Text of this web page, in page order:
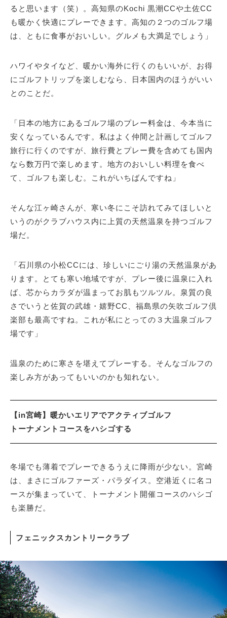
ると思います（笑）。高知県のKochi 黒潮CCや土佐CC
も暖かく快適にプレーできます。高知の２つのゴルフ場
は、ともに食事がおいしい。グルメも大満足でしょう」
ハワイやタイなど、暖かい海外に行くのもいいが、お得
にゴルフトリップを楽しむなら、日本国内のほうがいい
とのことだ。
「日本の地方にあるゴルフ場のプレー料金は、今本当に
安くなっているんです。私はよく仲間と計画してゴルフ
旅行に行くのですが、旅行費とプレー費を含めても国内
なら数万円で楽しめます。地方のおいしい料理を食べ
て、ゴルフも楽しむ。これがいちばんですね」
そんな江ヶ崎さんが、寒い冬にこそ訪れてみてほしいと
いうのがクラブハウス内に上質の天然温泉を持つゴルフ
場だ。
「石川県の小松CCには、珍しいにごり湯の天然温泉があ
ります。とても寒い地域ですが、プレー後に温泉に入れ
ば、芯からカラダが温まってお肌もツルツル。泉質の良
さでいうと佐賀の武雄・嬉野CC、福島県の矢吹ゴルフ倶
楽部も最高ですね。これが私にとっての３大温泉ゴルフ
場です」
温泉のために寒さを堪えてプレーする。そんなゴルフの
楽しみ方があってもいいのかも知れない。
【in宮崎】暖かいエリアでアクティブゴルフ
トーナメントコースをハシゴする
冬場でも薄着でプレーできるうえに降雨が少ない。宮崎
は、まさにゴルファーズ・パラダイス。空港近くに名コ
ースが集まっていて、トーナメント開催コースのハシゴ
も楽勝だ。
フェニックスカントリークラブ